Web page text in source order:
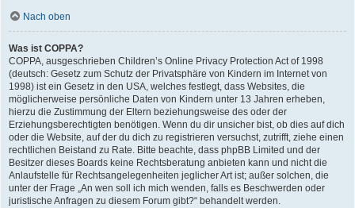
Nach oben
Was ist COPPA?
COPPA, ausgeschrieben Children’s Online Privacy Protection Act of 1998
(deutsch: Gesetz zum Schutz der Privatsphäre von Kindern im Internet von
1998) ist ein Gesetz in den USA, welches festlegt, dass Websites, die
möglicherweise persönliche Daten von Kindern unter 13 Jahren erheben,
hierzu die Zustimmung der Eltern beziehungsweise des oder der
Erziehungsberechtigten benötigen. Wenn du dir unsicher bist, ob dies auf dich
oder die Website, auf der du dich zu registrieren versuchst, zutrifft, ziehe einen
rechtlichen Beistand zu Rate. Bitte beachte, dass phpBB Limited und der
Besitzer dieses Boards keine Rechtsberatung anbieten kann und nicht die
Anlaufstelle für Rechtsangelegenheiten jeglicher Art ist; außer solchen, die
unter der Frage „An wen soll ich mich wenden, falls es Beschwerden oder
juristische Anfragen zu diesem Forum gibt?“ behandelt werden.